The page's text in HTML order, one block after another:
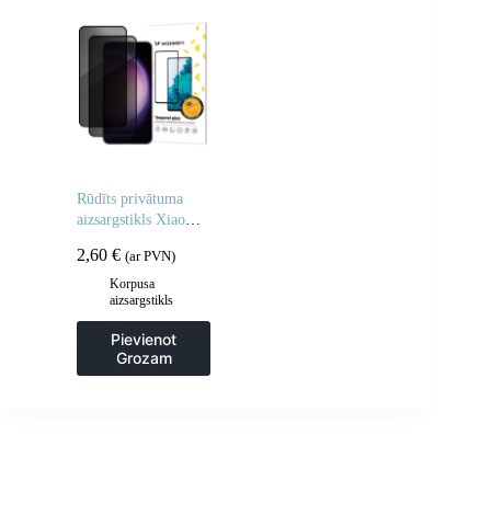
Rūdīts privātuma
aizsargstikls Xiaomi
aizsargstikliem – 2
2,60 € (ar PVN)
Korpusa
aizsargstikls
Pievienot
Grozam